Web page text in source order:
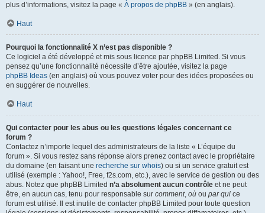
plus d’informations, visitez la page « À propos de phpBB » (en anglais).
Haut
Pourquoi la fonctionnalité X n’est pas disponible ?
Ce logiciel a été développé et mis sous licence par phpBB Limited. Si vous
pensez qu’une fonctionnalité nécessite d’être ajoutée, visitez la page
phpBB Ideas (en anglais) où vous pouvez voter pour des idées proposées ou
en suggérer de nouvelles.
Haut
Qui contacter pour les abus ou les questions légales concernant ce
forum ?
Contactez n’importe lequel des administrateurs de la liste « L’équipe du
forum ». Si vous restez sans réponse alors prenez contact avec le propriétaire
du domaine (en faisant une recherche sur whois) ou si un service gratuit est
utilisé (exemple : Yahoo!, Free, f2s.com, etc.), avec le service de gestion ou des
abus. Notez que phpBB Limited n’a absolument aucun contrôle et ne peut
être, en aucun cas, tenu pour responsable sur comment, où ou par qui ce
forum est utilisé. Il est inutile de contacter phpBB Limited pour toute question